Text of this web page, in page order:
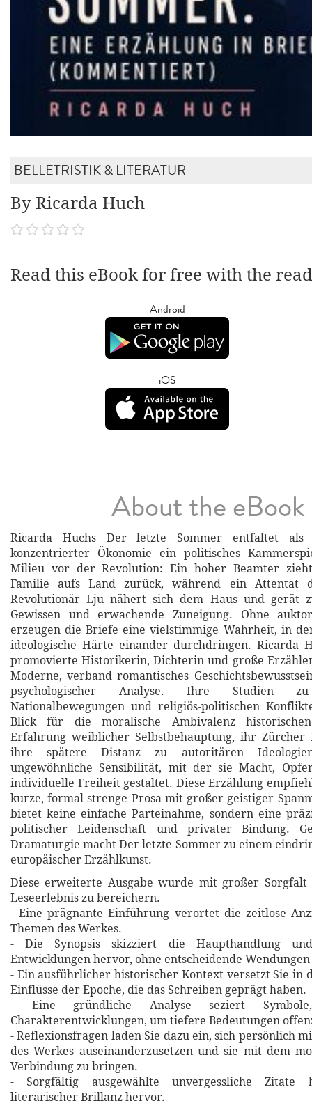
BELLETRISTIK & LITERATUR
By Ricarda Huch
Read this eBook for free with the
Android
iOS
About the eBook
Ricarda Huchs Der letzte Sommer entfaltet als
konzentrierter Ökonomie ein politisches
Milieu vor der Revolution: Ein hoher Beamter
Familie aufs Land zurück, während ein Attentat
Revolutionär Lju nähert sich dem Haus und gerät
Gewissen und erwachende Zuneigung. Ohne
erzeugen die Briefe eine vielstimmige Wahrheit, in
ideologische Härte einander durchdringen. Ricarda
promovierte Historikerin, Dichterin und große
Moderne, verband romantisches
psychologischer Analyse. Ihre Studien zu
Nationalbewegungen und religiös-politischen
Blick für die moralische Ambivalenz
Erfahrung weiblicher Selbstbehauptung, ihr Zürcher
ihre spätere Distanz zu autoritären
ungewöhnliche Sensibilität, mit der sie Macht,
individuelle Freiheit gestaltet. Diese Erzählung
kurze, formal strenge Prosa mit großer geistiger
bietet keine einfache Parteinahme, sondern eine
politischer Leidenschaft und privater Bindung.
Dramaturgie macht Der letzte Sommer zu einem
europäischer Erzählkunst.
Diese erweiterte Ausgabe wurde mit großer
Leseerlebnis zu bereichern.
- Eine prägnante Einführung verortet die zeitlose
Themen des Werkes.
- Die Synopsis skizziert die Haupthandlung
Entwicklungen hervor, ohne entscheidende
- Ein ausführlicher historischer Kontext versetzt Sie in
Einflüsse der Epoche, die das Schreiben geprägt haben.
- Eine gründliche Analyse seziert
Charakterentwicklungen, um tiefere Bedeutungen
- Reflexionsfragen laden Sie dazu ein, sich persönlich
des Werkes auseinanderzusetzen und sie mit dem
Verbindung zu bringen.
- Sorgfältig ausgewählte unvergessliche Zitate
literarischer Brillanz hervor.